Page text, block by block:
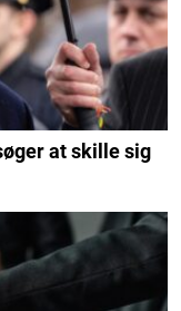
at skille sig